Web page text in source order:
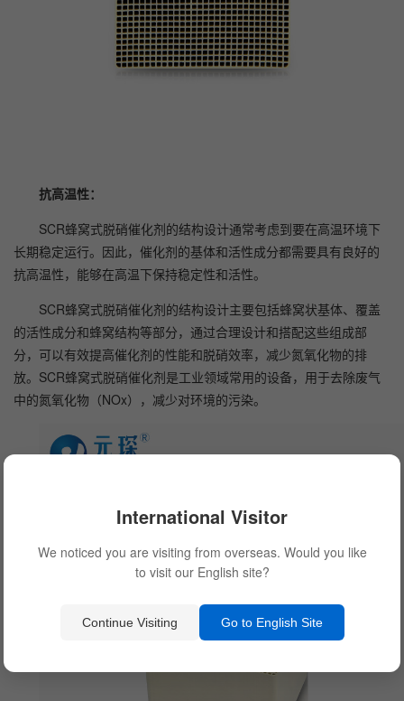
抗高温性：
SCR蜂窝式脱硝催化剂的结构设计通常考虑到要在高温环境下
长期稳定运行。因此，催化剂的基体和活性成分都需要具有良好的
抗高温性，能够在高温下保持稳定性和活性。
SCR蜂窝式脱硝催化剂的结构设计主要包括蜂窝状基体、覆盖
的活性成分和蜂窝结构等部分，通过合理设计和搭配这些组成部
分，可以有效提高催化剂的性能和脱硝效率，减少氮氧化物的排
放。 SCR蜂窝式脱硝催化剂是工业领域常用的设备，用于去除废气
中的氮氧化物（NOx），减少对环境的污染。
International Visitor
We noticed you are visiting from overseas. Would you like
to visit our English site?
Continue Visiting Go to English Site